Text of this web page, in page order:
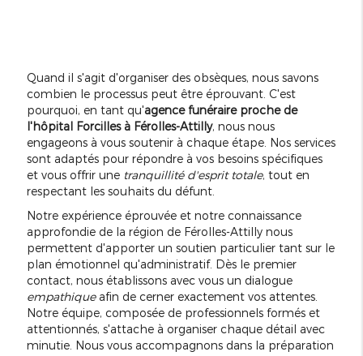
Quand il s'agit d'organiser des obsèques, nous savons
combien le processus peut être éprouvant. C'est
pourquoi, en tant qu'agence funéraire proche de
l'hôpital Forcilles à Férolles-Attilly, nous nous
engageons à vous soutenir à chaque étape. Nos services
sont adaptés pour répondre à vos besoins spécifiques
et vous offrir une tranquillité d'esprit totale, tout en
respectant les souhaits du défunt.
Notre expérience éprouvée et notre connaissance
approfondie de la région de Férolles-Attilly nous
permettent d'apporter un soutien particulier tant sur le
plan émotionnel qu'administratif. Dès le premier
contact, nous établissons avec vous un dialogue
empathiqueafin de cerner exactement vos attentes.
Notre équipe, composée de professionnels formés et
attentionnés, s'attache à organiser chaque détail avec
minutie. Nous vous accompagnons dans la préparation